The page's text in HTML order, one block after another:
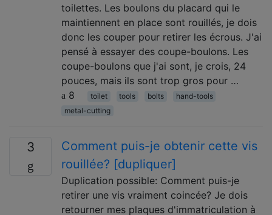
toilettes. Les boulons du placard qui le
maintiennent en place sont rouillés, je dois
donc les couper pour retirer les écrous. J'ai
pensé à essayer des coupe-boulons. Les
coupe-boulons que j'ai sont, je crois, 24
pouces, mais ils sont trop gros pour …
8
toilet tools bolts
hand-tools
metal-cutting
3
Comment puis-je obtenir cette vis
rouillée? [dupliquer]
Duplication possible: Comment puis-je
retirer une vis vraiment coincée? Je dois
retourner mes plaques d'immatriculation à